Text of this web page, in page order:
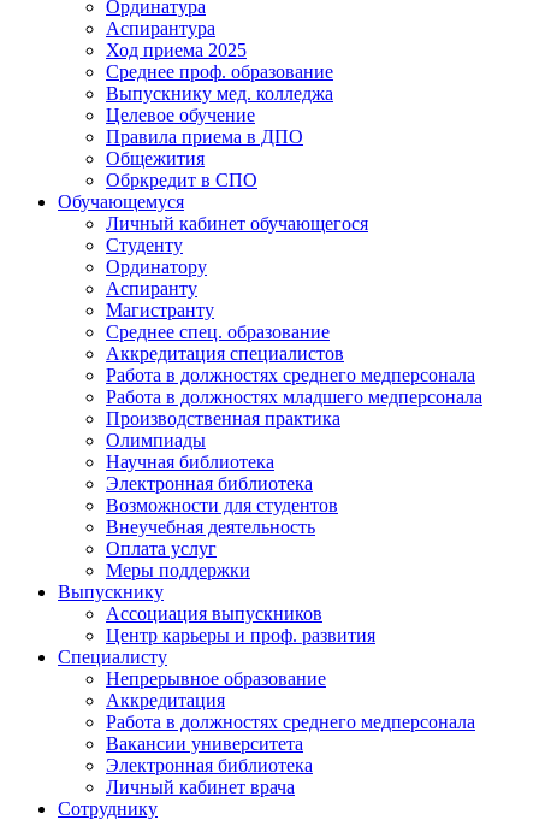
Ординатура
Аспирантура
Ход приема 2025
Среднее проф. образование
Выпускнику мед. колледжа
Целевое обучение
Правила приема в ДПО
Общежития
Обркредит в СПО
Обучающемуся
Личный кабинет обучающегося
Студенту
Ординатору
Аспиранту
Магистранту
Среднее спец. образование
Аккредитация специалистов
Работа в должностях среднего медперсонала
Работа в должностях младшего медперсонала
Производственная практика
Олимпиады
Научная библиотека
Электронная библиотека
Возможности для студентов
Внеучебная деятельность
Оплата услуг
Меры поддержки
Выпускнику
Ассоциация выпускников
Центр карьеры и проф. развития
Специалисту
Непрерывное образование
Аккредитация
Работа в должностях среднего медперсонала
Вакансии университета
Электронная библиотека
Личный кабинет врача
Сотруднику